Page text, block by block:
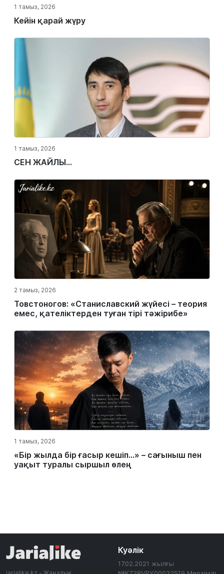
1 тамыз, 2026
Кейін қарай жүру
1 тамыз, 2026
СЕН ЖАЙЛЫ...
2 тамыз, 2026
Товстоногов: «Станиславский жүйесі – теория
емес, қателіктерден туған тірі тәжірибе»
1 тамыз, 2026
«Бір жылда бір ғасыр кешіп…» – сағыныш пен
уақыт туралы сыршыл өлең
Куәлік
17.02.2021 жылғы